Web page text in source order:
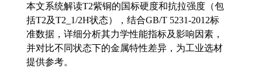
本文系统解读T2紫铜的国标硬度和抗拉强度（包
括T2及T2_1/2H状态），结合GB/T 5231-2012标
准数据，详细分析其力学性能指标及影响因素，
并对比不同状态下的金属特性差异，为工业选材
提供参考。